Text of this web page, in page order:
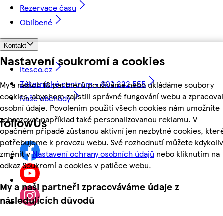
Nastavení soukromí a cookies
My a našich 18 partnerů používáme nebo ukládáme soubory
cookies, abychom zajistili správné fungování webu a
osobní údaje. Povolením použití všech cookies nám umožníte
zobrazovat například také personalizovanou reklamu. V
opačném případě zůstanou aktivní jen nezbytné cookies,
potřebujeme k provozu webu. Své rozhodnutí můžete kdykoliv
změnit vNastavení ochrany osobních údajů nebo kliknutím na
odkaz Soukromí a cookies v patičce webu.
My a naši partneři zpracováváme údaje z
následujících důvodů
Rezervace času
Oblíbené
Kontakt
itesco.cz
Zákaznické centrum - 800 222 555
Naše obchody
followUs